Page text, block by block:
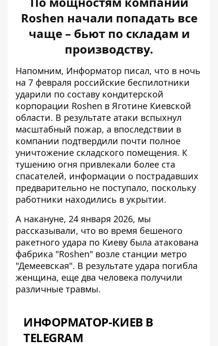
Roshen начали попадать все
чаще – бьют по складам и
производству.
Напомним, Информатор писал, что в ночь
на 7 февраля российские беспилотники
ударили по составу кондитерской
корпорации Roshen в Яготине Киевской
области. В результате атаки вспыхнул
масштабный пожар, а впоследствии в
компании подтвердили почти полное
уничтожение складского помещения. К
тушению огня привлекали более ста
спасателей, информации о пострадавших
предварительно не поступало, поскольку
работники находились в укрытии.
А накануне, 24 января 2026, мы
рассказывали, что во время бешеного
ракетного удара по Киеву была атакована
фабрика "Roshen" возле станции метро
"Демеевская". В результате удара погибла
женщина, еще два человека получили
различные травмы.
ИНФОРМАТОР-КИЕВ В
TELEGRAM